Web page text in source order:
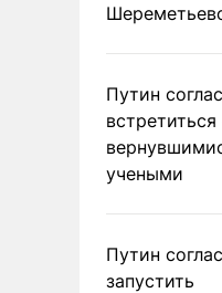
Путин
встретиться
учеными
Путин
запустить